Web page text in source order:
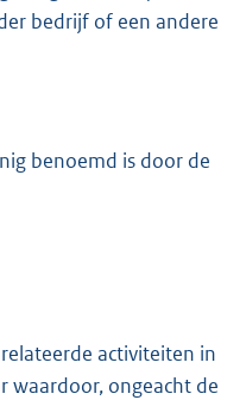
bedrijf of een andere
benoemd is door de
activiteiten in
waardoor, ongeacht de